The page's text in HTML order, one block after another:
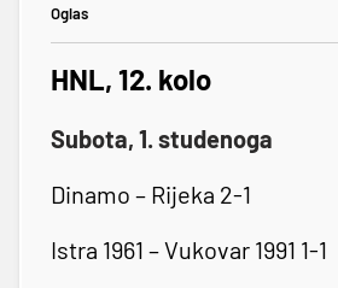
Oglas
HNL, 12. kolo
Subota, 1. studenoga
Dinamo – Rijeka 2-1
Istra 1961 – Vukovar 1991 1-1